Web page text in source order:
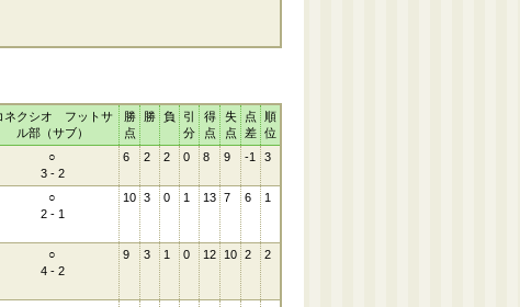
ネクシオ フットサ
ル部（サブ）
勝
点
勝 負
引
分
得
点
失
点
点
差
順
位
○
3 - 2
6 2 2 0 8 9 -1 3
○
2 - 1
10 3 0 1 13 7 6 1
○
4 - 2
9 3 1 0 12 10 2 2